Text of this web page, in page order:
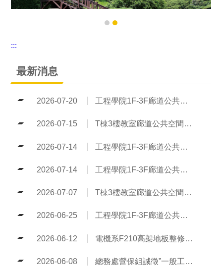
:::
最新消息
2026-07-20 工程學院1F-3F廊道公共空間整修工程（決標公告）
2026-07-15 T棟3樓教室廊道公共空間修繕案決標公告
2026-07-14 工程學院1F-3F廊道公共空間整修工程（第二次招標公告）
2026-07-14 工程學院1F-3F廊道公共空間整修工程（第一次招標公告流標）
2026-07-07 T棟3樓教室廊道公共空間修繕案
2026-06-25 工程學院1F-3F廊道公共空間整修工程（第一次招標公告）
2026-06-12 電機系F210高架地板整修工程決標公告
2026-06-08 總務處營保組誠徵”一般工讀生”乙名